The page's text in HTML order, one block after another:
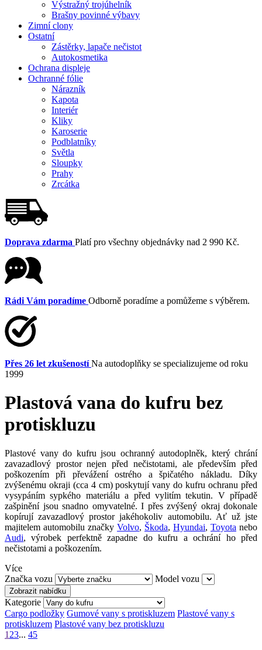
Výstražný trojúhelník
Brašny povinné výbavy
Zimní clony
Ostatní
Zástěrky, lapače nečistot
Autokosmetika
Ochrana displeje
Ochranné fólie
Nárazník
Kapota
Interiér
Kliky
Karoserie
Podblatníky
Světla
Sloupky
Prahy
Zrcátka
Doprava zdarma Platí pro všechny objednávky nad 2 990 Kč.
Rádi Vám poradíme Odborně poradíme a pomůžeme s výběrem.
Přes 26 let zkušeností Na autodoplňky se specializujeme od roku
1999
Plastová vana do kufru bez
protiskluzu
Plastové vany do kufru jsou ochranný autodoplněk, který chrání
zavazadlový prostor nejen před nečistotami, ale především před
poškozením při převážení ostrého a špičatého nákladu. Díky
zvýšenému okraji (cca 4 cm) poskytují vany do kufru ochranu před
vysypáním sypkého materiálu a před vylitím tekutin. V případě
zašpinění jsou snadno omyvatelné. I přes zvýšený okraj dokonale
kopírují zavazadlový prostor jakéhokoliv automobilu. Ať už jste
majitelem automobilu značky Volvo, Škoda, Hyundai, Toyota nebo
Audi, výrobek perfektně zapadne do kufru a ochrání ho před
nečistotami a poškozením.
Více
Značka vozu
Model vozu
Zobrazit nabídku
Kategorie
Cargo podložky Gumové vany s protiskluzem Plastové vany s
protiskluzem Plastové vany bez protiskluzu
1 23... 45